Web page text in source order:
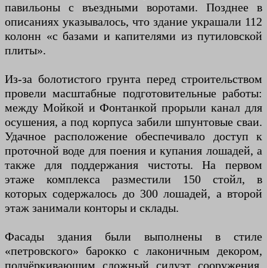
павильоны с въездными воротами. Позднее в
описаниях указывалось, что здание украшали 112
колонн «с базами и капителями из путиловской
плиты».
Из-за болотистого грунта перед строительством
провели масштабные подготовительные работы:
между Мойкой и Фонтанкой прорыли канал для
осушения, а под корпуса забили шпунтовые сваи.
Удачное расположение обеспечивало доступ к
проточной воде для поения и купания лошадей, а
также для поддержания чистоты. На первом
этаже комплекса разместили 150 стойл, в
которых содержалось до 300 лошадей, а второй
этаж занимали конторы и склады.
Фасады здания были выполнены в стиле
«петровского» барокко с лаконичным декором,
подчёркивающим сложный силуэт сооружения.